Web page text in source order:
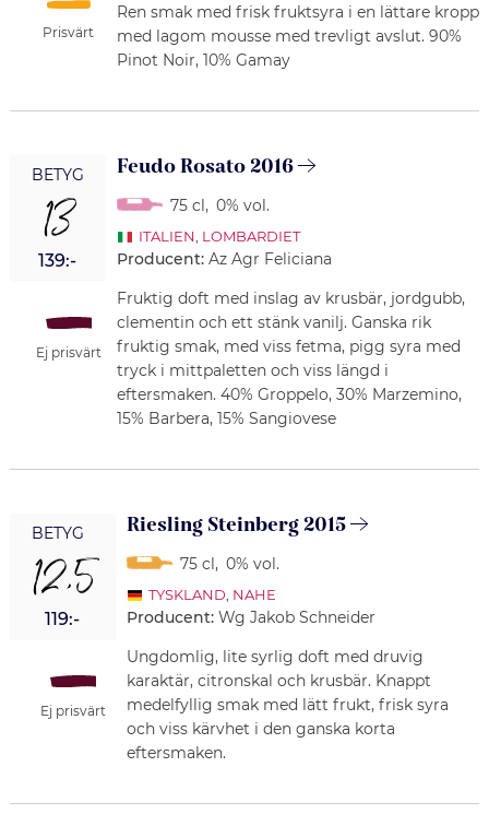
Prisvärt
Ren smak med frisk fruktsyra i en lättare kropp
med lagom mousse med trevligt avslut. 90%
Pinot Noir, 10% Gamay
BETYG
13
139:-
Ej prisvärt
Feudo Rosato 2016
75 cl, 0% vol.
ITALIEN LOMBARDIET
Producent: Az Agr Feliciana
Fruktig doft med inslag av krusbär, jordgubb,
clementin och ett stänk vanilj. Ganska rik
fruktig smak, med viss fetma, pigg syra med
tryck i mittpaletten och viss längd i
eftersmaken. 40% Groppelo, 30% Marzemino,
15% Barbera, 15% Sangiovese
BETYG
12,5
119:-
Ej prisvärt
Riesling Steinberg 2015
75 cl, 0% vol.
TYSKLAND NAHE
Producent: Wg Jakob Schneider
Ungdomlig, lite syrlig doft med druvig
karaktär, citronskal och krusbär. Knappt
medelfyllig smak med lätt frukt, frisk syra
och viss kärvhet i den ganska korta
eftersmaken.